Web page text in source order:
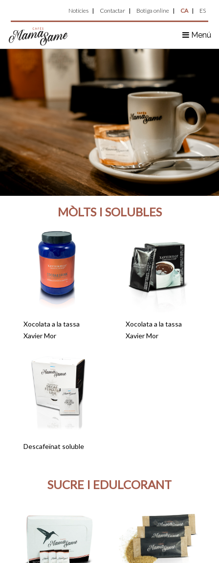
contingut
Top
Menu
Notícies Contactar Botiga online CA ES
Menú
MÒLTS I SOLUBLES
Xocolata a la tassa
Xavier Mor
Xocolata a la tassa
Xavier Mor
Descafeïnat soluble
SUCRE I EDULCORANT